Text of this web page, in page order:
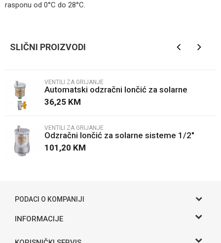
rasponu od 0°C do 28°C.
Poruka
SLIČNI PROIZVODI
VENTILI ZA GRIJANJE
Automatski odzračni lončić za solarne
sisteme 3/8"
36,25 KM
VENTILI ZA GRIJANJE
Odzračni lončić za solarne sisteme 1/2"
101,20 KM
PODACI O KOMPANIJI
Gama S doo
Adresa
INFORMACIJE
O nama